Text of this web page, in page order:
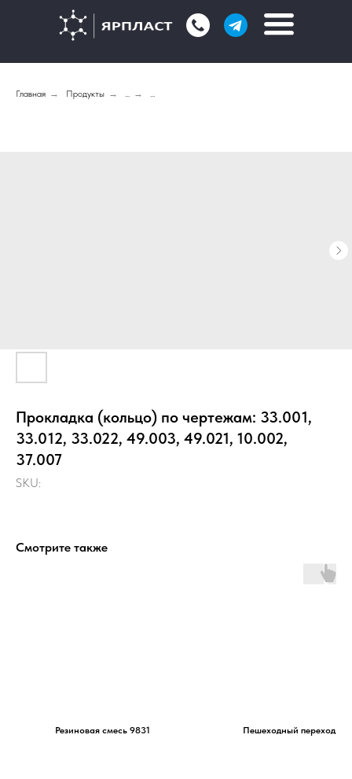
Главная → Продукты → ... → ...
Прокладка (кольцо) по чертежам: 33.001,
33.012, 33.022, 49.003, 49.021, 10.002,
37.007
SKU:
Смотрите также
Резиновая смесь 9831 Пешеходный переход